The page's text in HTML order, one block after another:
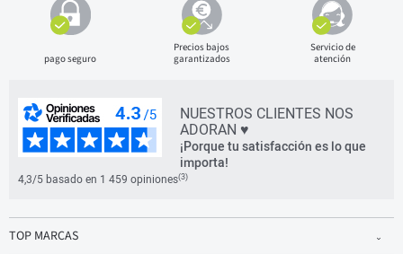
pago seguro
Precios bajos
garantizados
Servicio de
atención
NUESTROS CLIENTES NOS
ADORAN ♥
¡Porque tu satisfacción es lo que
importa!
4,3/5 basado en 1 459 opiniones(3)
TOP MARCAS